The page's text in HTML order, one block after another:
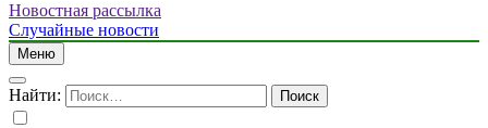
Новостная рассылка
Случайные новости
Меню
Найти: